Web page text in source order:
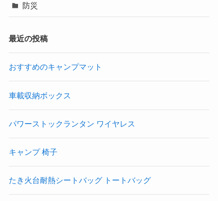
防災
最近の投稿
おすすめのキャンプマット
車載収納ボックス
パワーストックランタン ワイヤレス
キャンプ 椅子
たき火台耐熱シートバッグ トートバッグ